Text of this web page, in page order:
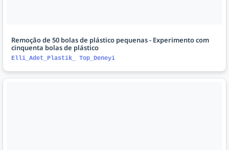
Remoção de 50 bolas de plástico pequenas - Experimento com
cinquenta bolas de plástico
Elli_Adet_Plastik_ Top_Deneyi